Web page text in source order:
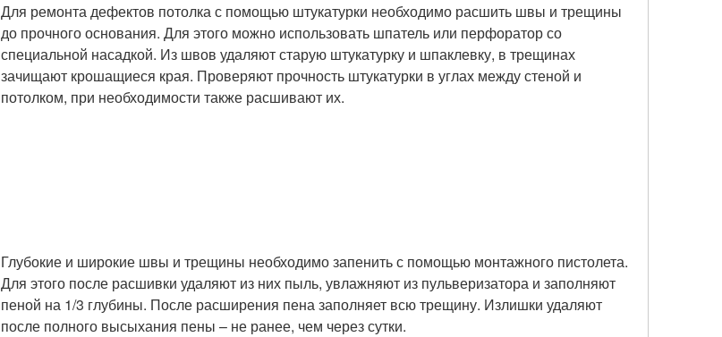
Для ремонта дефектов потолка с помощью штукатурки необходимо расшить швы и трещины
до прочного основания. Для этого можно использовать шпатель или перфоратор со
специальной насадкой. Из швов удаляют старую штукатурку и шпаклевку, в трещинах
зачищают крошащиеся края. Проверяют прочность штукатурки в углах между стеной и
потолком, при необходимости также расшивают их.
Глубокие и широкие швы и трещины необходимо запенить с помощью монтажного пистолета.
Для этого после расшивки удаляют из них пыль, увлажняют из пульверизатора и заполняют
пеной на 1/3 глубины. После расширения пена заполняет всю трещину. Излишки удаляют
после полного высыхания пены – не ранее, чем через сутки.